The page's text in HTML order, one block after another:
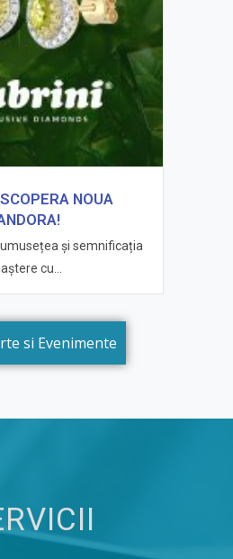
NOUA
și semnificația
cu...
si Evenimente